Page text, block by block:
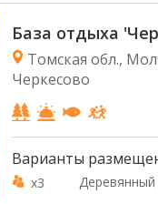
База отдыха
Томская обл.,
Черкесово
Варианты
x3